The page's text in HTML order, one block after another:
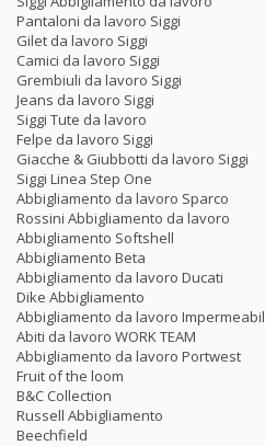
Pantaloni da lavoro Siggi
Gilet da lavoro Siggi
Camici da lavoro Siggi
Grembiuli da lavoro Siggi
Jeans da lavoro Siggi
Siggi Tute da lavoro
Felpe da lavoro Siggi
Giacche & Giubbotti da lavoro Siggi
Siggi Linea Step One
Abbigliamento da lavoro Sparco
Rossini Abbigliamento da lavoro
Abbigliamento Softshell
Abbigliamento Beta
Abbigliamento da lavoro Ducati
Dike Abbigliamento
Abbigliamento da lavoro
Abiti da lavoro WORK TEAM
Abbigliamento da lavoro Portwest
Fruit of the loom
B&C Collection
Russell Abbigliamento
Beechfield